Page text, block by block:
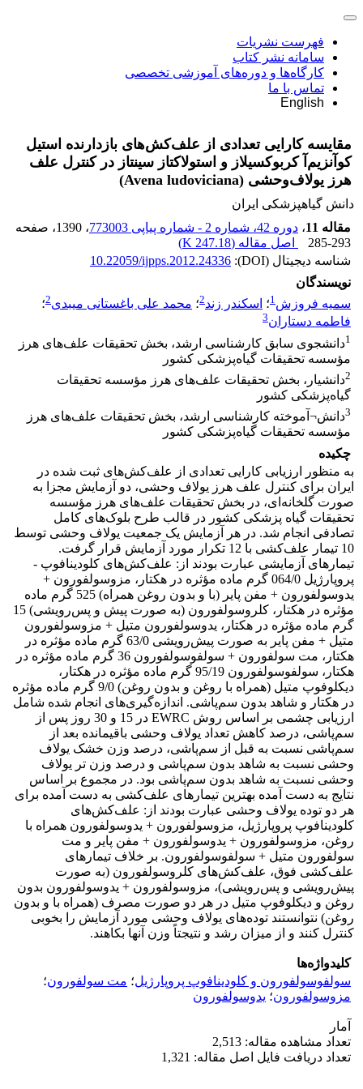
فهرست نشریات
سامانه نشر کتاب
کارگاه‌ها و دوره‌های آموزشی تخصصی
تماس با ما
English
مقایسه کارایی تعدادی از علف‌کش‌های بازدارنده استیل
کوآنزیم‌آ کربوکسیلاز و استولاکتاز سینتاز در کنترل علف
هرز یولاف‌وحشی (Avena ludoviciana)
دانش گیاهپزشکی ایران
مقاله 11
، دوره 42، شماره 2 - شماره پیاپی 773003 ، 1390
، صفحه
285-293
اصل مقاله (247.18 K
)
شناسه دیجیتال (DOI):
10.22059/ijpps.2012.24336
نویسندگان
سمیه فروزش1؛ اسکندر زند2؛ محمد علی باغستانی میبدی2؛
فاطمه دستاران3
1دانشجوی سابق کارشناسی ارشد، بخش تحقیقات علف‌های هرز
مؤسسه تحقیقات گیاه‌پزشکی کشور
2دانشیار، بخش تحقیقات علف‌های هرز مؤسسه تحقیقات
گیاه‌پزشکی کشور
3دانش¬آموخته کارشناسی ارشد، بخش تحقیقات علف‌های هرز
مؤسسه تحقیقات گیاه‌پزشکی کشور
چکیده
به منظور ارزیابی کارایی تعدادی از علف‌کش‌های ثبت شده در
ایران برای کنترل علف هرز یولاف وحشی، دو آزمایش مجزا به
صورت گلخانه‌ای، در بخش تحقیقات علف‌های هرز مؤسسه
تحقیقات گیاه پزشکی کشور در قالب طرح بلوک‌های کامل
تصادفی انجام شد. در هر آزمایش‌ یک جمعیت یولاف وحشی توسط
10 تیمار علف‌کشی با 12 تکرار مورد آزمایش قرار گرفت.
تیمارهای آزمایشی عبارت بودند از: علف‌کش‌های کلودینافوپ -
پروپارژیل 064/0 گرم ماده مؤثره در هکتار، مزوسولفورون +
یدوسولفورون + مفن پایر (با و بدون روغن همراه) 525 گرم ماده
مؤثره در هکتار، کلروسولفورون (به صورت پیش و پس‌رویشی) 15
گرم ماده مؤثره در هکتار، یدوسولفورون متیل + مزوسولفورون
متیل + مفن پایر به صورت پیش‌رویشی 63/0 گرم ماده مؤثره در
هکتار، مت سولفورون + سولفوسولفورون 36 گرم ماده مؤثره در
هکتار، سولفوسولفورون 95/19 گرم ماده مؤثره در هکتار،
دیکلوفوپ متیل (همراه با روغن و بدون روغن) 9/0 گرم ماده مؤثره
در هکتار و شاهد بدون سم‌پاشی. اندازه‌گیری‌های انجام شده شامل
ارزیابی چشمی بر اساس روش EWRC در 15 و 30 روز پس از
سم‌پاشی، درصد کاهش تعداد یولاف وحشی باقیمانده بعد از
سم‌پاشی نسبت به قبل از سم‌پاشی، درصد وزن خشک یولاف
وحشی نسبت به شاهد بدون سم‌پاشی و درصد وزن تر یولاف
وحشی نسبت به شاهد بدون سم‌پاشی بود. در مجموع بر اساس
نتایج به دست آمده بهترین تیمارهای علف‌کشی به دست آمده برای
هر دو توده یولاف وحشی عبارت بودند از: علف‌کش‌های
کلودینافوپ پروپارژیل، مزوسولفورون + یدوسولفورون همراه با
روغن، مزوسولفورون + یدوسولفورون + مفن پایر و مت
سولفورون متیل + سولفوسولفورون. بر خلاف تیمارهای
علف‌کشی فوق، علف‌کش‌های کلروسولفورون (به صورت
پیش‌رویشی و پس‌رویشی)، مزوسولفورون + یدوسولفورون بدون
روغن و دیکلوفوپ متیل در هر دو صورت مصرف (همراه با و بدون
روغن) نتوانستند توده‌های یولاف وحشی مورد آزمایش را بخوبی
کنترل کنند و از میزان رشد و نتیجتاً وزن آنها بکاهند.
کلیدواژه‌ها
سولفوسولفورون و کلودینافوپ پروپارژیل؛ مت سولفورون؛
مزوسولفورون؛ یدوسولفورون
آمار
تعداد مشاهده مقاله: 2,513
تعداد دریافت فایل اصل مقاله: 1,321